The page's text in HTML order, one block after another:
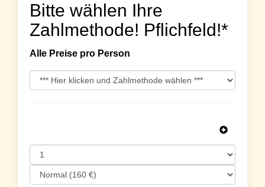
Bitte wählen Ihre
Zahlmethode! Pflichfeld!*
Alle Preise pro Person